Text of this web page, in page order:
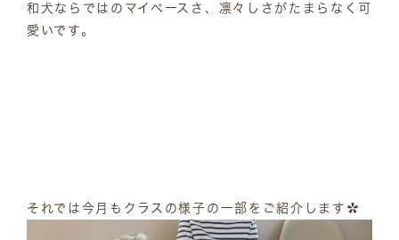
和犬ならではのマイペースさ、凛々しさがたまらなく可
愛いです。
それでは今月もクラスの様子の一部をご紹介します✿